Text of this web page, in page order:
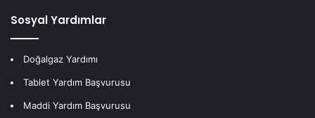
Sosyal Yardımlar
Doğalgaz Yardımı
Tablet Yardım Başvurusu
Maddi Yardım Başvurusu